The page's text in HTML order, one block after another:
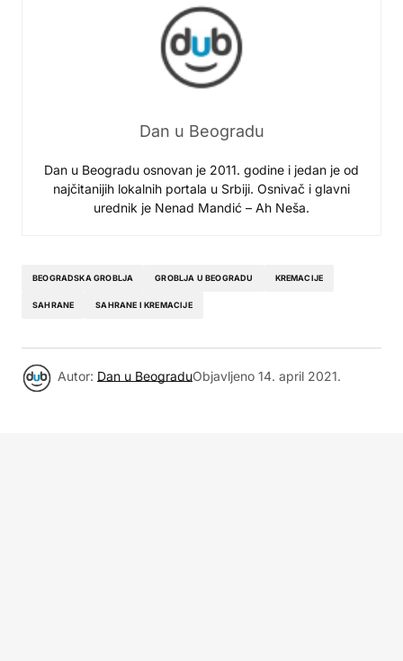
Dan u Beogradu
Dan u Beogradu osnovan je 2011. godine i jedan je od
najčitanijih lokalnih portala u Srbiji. Osnivač i glavni
urednik je Nenad Mandić – Ah Neša.
BEOGRADSKA GROBLJA GROBLJA U BEOGRADU KREMACIJE
SAHRANE SAHRANE I KREMACIJE
Autor: Dan u BeograduObjavljeno 14. april 2021.